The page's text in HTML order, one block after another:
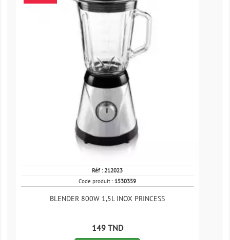
Réf : 212023
Code produit : 1530359
BLENDER 800W 1,5L INOX PRINCESS
Prix
149 TND